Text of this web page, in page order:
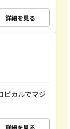
詳細を見る
ピカルでマジ
詳細を見る